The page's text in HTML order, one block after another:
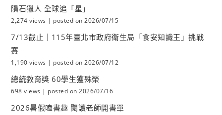
隕石獵人 全球追「星」
2,274 views | posted on 2026/07/15
7/13截止｜115年臺北市政府衛生局「食安知識王」挑戰
賽
1,190 views | posted on 2026/07/12
總統教育獎 60學生獲殊榮
698 views | posted on 2026/07/16
2026暑假嗑書趣 閱讀老師開書單